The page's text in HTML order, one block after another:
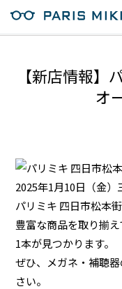
【新店情報】
オ
2025年1月10日（金）
パリミキ 四日市松本
豊富な商品を取り揃
1本が見つかります。
ぜひ、メガネ・補聴
さい。